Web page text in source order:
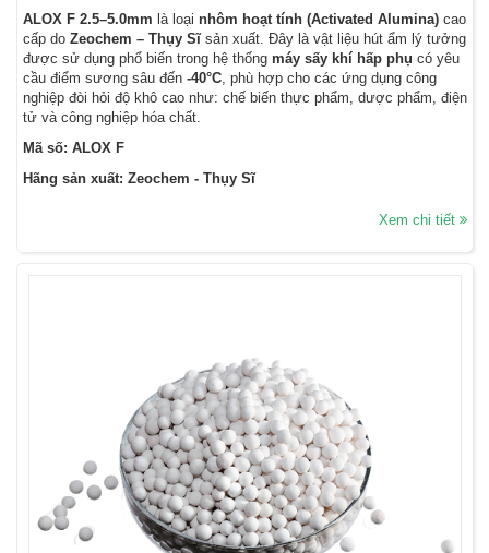
ALOX F 2.5–5.0mm là loại nhôm hoạt tính (Activated Alumina) cao
cấp do Zeochem – Thụy Sĩsản xuất. Đây là vật liệu hút ẩm lý tưởng
được sử dụng phổ biến trong hệ thống máy sấy khí hấp phụ có yêu
cầu điểm sương sâu đến -40°C , phù hợp cho các ứng dụng công
nghiệp đòi hỏi độ khô cao như: chế biến thực phẩm, dược phẩm, điện
tử và công nghiệp hóa chất.
Mã số: ALOX F
Hãng sản xuất: Zeochem - Thụy Sĩ
Xem chi tiết